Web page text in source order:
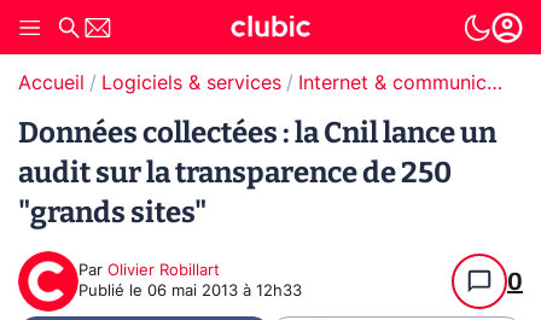
Accueil Logiciels & services Internet & communication
Données collectées : la Cnil lance un
audit sur la transparence de 250
"grands sites"
Par Olivier Robillart
Publié le 06 mai 2013 à 12h33 0